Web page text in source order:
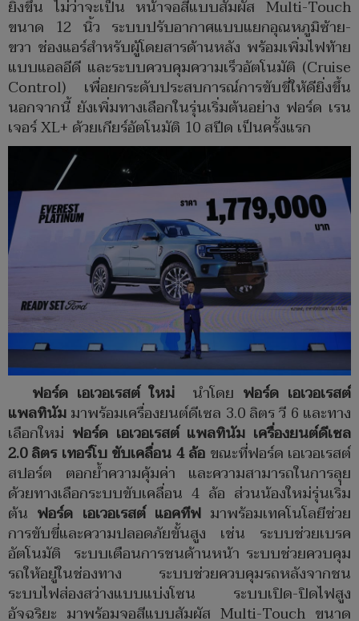
ยิ่งขึ้น ไม่ว่าจะเป็น หน้าจอสีแบบสัมผัส Multi-Touch
ขนาด 12 นิ้ว ระบบปรับอากาศแบบแยกอุณหภูมิซ้าย-
ขวา ช่องแอร์สำหรับผู้โดยสารด้านหลัง พร้อมเพิ่มไฟท้าย
แบบแอลอีดี และระบบควบคุมความเร็วอัตโนมัติ (Cruise
Control) เพื่อยกระดับประสบการณ์การขับขี่ให้ดียิ่งขึ้น
นอกจากนี้ ยังเพิ่มทางเลือกในรุ่นเริ่มต้นอย่าง ฟอร์ด เรน
เจอร์ XL+ ด้วยเกียร์อัตโนมัติ 10 สปีด เป็นครั้งแรก
ฟอร์ด เอเวอเรสต์ ใหม่ นำโดย ฟอร์ด เอเวอเรสต์
แพลทินัมมาพร้อมเครื่องยนต์ดีเซล 3.0 ลิตร วี 6 และทาง
เลือกใหม่ ฟอร์ด เอเวอเรสต์ แพลทินัม เครื่องยนต์ดีเซล
2.0ลิตร เทอร์โบ ขับเคลื่อน4 ล้อ ขณะที่ฟอร์ด เอเวอเรสต์
สปอร์ต ตอกย้ำความคุ้มค่า และความสามารถในการลุย
ด้วยทางเลือกระบบขับเคลื่อน 4 ล้อ ส่วนน้องใหม่รุ่นเริ่ม
ต้น ฟอร์ด เอเวอเรสต์ แอคทีฟมาพร้อมเทคโนโลยีช่วย
การขับขี่และความปลอดภัยขั้นสูง เช่น ระบบช่วยเบรค
อัตโนมัติ ระบบเตือนการชนด้านหน้า ระบบช่วยควบคุม
รถให้อยู่ในช่องทาง ระบบช่วยควบคุมรถหลังจากชน
ระบบไฟส่องสว่างแบบแบ่งโซน ระบบเปิด-ปิดไฟสูง
อัจฉริยะ มาพร้อมจอสีแบบสัมผัส Multi-Touch ขนาด